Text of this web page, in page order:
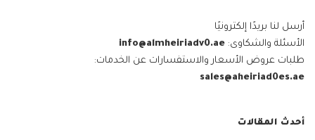
أرسل لنا بريدًا إلكترونيًا
الأسئلة والشكاوى: info@almheiriadv0.ae
طلبات عروض الأسعار والاستفسارات عن الخدمات:
sales@aheiriad0es.ae
أحدث المقالات